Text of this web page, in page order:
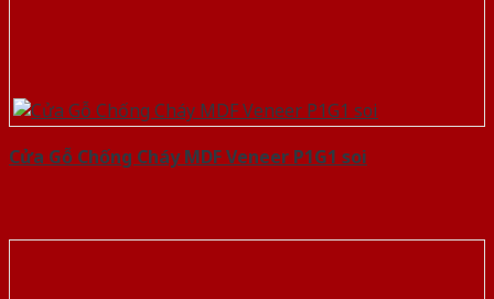
Cửa Gỗ Chống Cháy MDF Veneer P1G1 soi